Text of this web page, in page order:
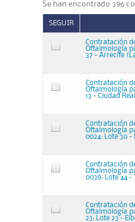
Se han encontrado 396
SEGUIR
Contratación
Oftalmología
37 - Arrecife
Contratación
Oftalmología
13 - Ciudad Real
Contratación
Oftalmología
0024: Lote 30 -
Contratación
Oftalmología
0039: Lote 44 -
Contratación
Oftalmología
23: Lote 23 -